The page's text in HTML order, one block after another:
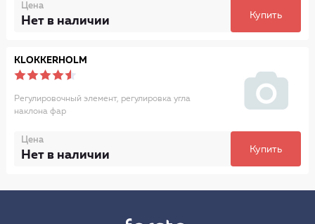
Цена
Нет в наличии Купить
KLOKKERHOLM
Регулировочный элемент, регулировка угла
наклона фар
Цена
Нет в наличии Купить